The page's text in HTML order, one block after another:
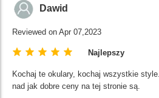
Dawid
Reviewed on Apr 07,2023
Najlepszy
Kochaj te okulary, kochaj wszystkie
nad jak dobre ceny na tej stronie są.